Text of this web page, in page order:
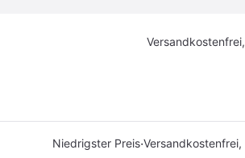
Versandkostenfrei,
Niedrigster Preis·Versandkostenfrei,